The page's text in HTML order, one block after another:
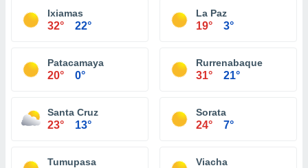
Ixiamas
32° 22°
La Paz
19° 3°
Patacamaya
20° 0°
Rurrenabaque
31° 21°
Santa Cruz
23° 13°
Sorata
24° 7°
Tumupasa Viacha